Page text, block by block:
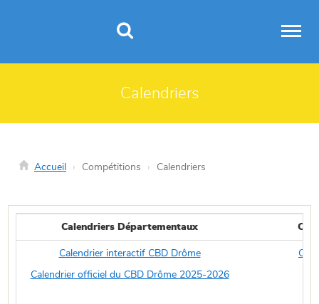
Calendriers
Accueil Compétitions Calendriers
Calendriers Départementaux
Calendrier interactif CBD Drôme
Calendrier officiel du CBD Drôme 2025-2026